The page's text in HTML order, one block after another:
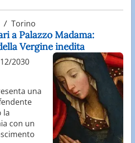
Torino
a Palazzo Madama:
Vergine inedita
2030
una
la
con un